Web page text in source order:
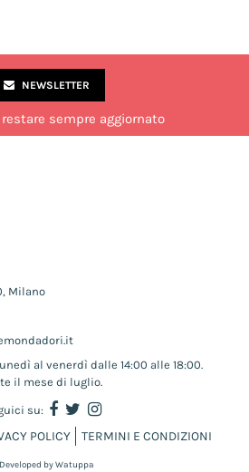
NEWSLETTER
sempre aggiornato
Milano
al venerdì dalle 14:00 alle 18:00.
il mese di luglio.
su:
POLICY TERMINI E CONDIZIONI
Developed by Watuppa